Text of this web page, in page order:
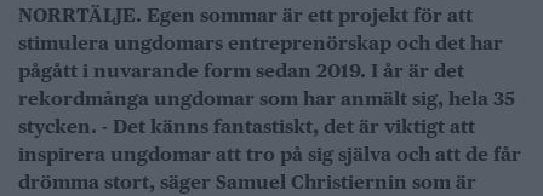
NORRTÄLJE. Egen sommar är ett projekt för att
stimulera ungdomars entreprenörskap och det har
pågått i nuvarande form sedan 2019. I år är det
rekordmånga ungdomar som har anmält sig, hela 35
stycken. - Det känns fantastiskt, det är viktigt att
inspirera ungdomar att tro på sig själva och att de får
drömma stort, säger Samuel Christiernin som är